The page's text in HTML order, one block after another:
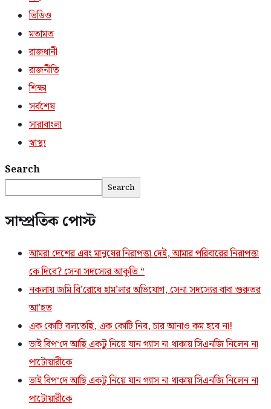
ভিডিও
মতামত
রাজধানী
রাজনীতি
শিক্ষা
সর্বশেষ
সারাবাংলা
স্বাস্থ্য
Search
Search
সাম্প্রতিক পোস্ট
আমরা দেশের এবং মানুষের নিরাপত্তা দেই, আমার পরিবারের নিরাপত্তা
কে দিবে? সেনা সদস্যের আকুতি “
নকলায় জমি বি’রোধে হাম’লার অভিযোগ, সেনা সদস্যের বাবা গুরুতর
আ’হত
এক কোটি বলতেছি, এক কোটি নিব, চার আনাও কম হবে না!
ভাই বিপ‘দে আছি একটু নিয়ে যান গ্যাস না থাকায় সিএনজি নিলেন না
পাটোয়ারীকে
ভাই বিপ‘দে আছি একটু নিয়ে যান গ্যাস না থাকায় সিএনজি নিলেন না
পাটোয়ারীকে